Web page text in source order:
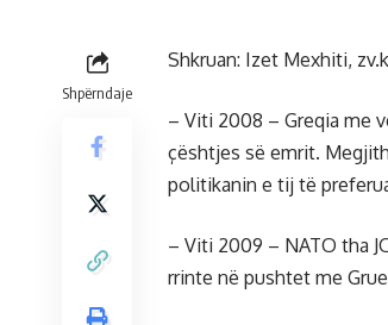
Shpërndaje
Shkruan: Izet Mexhiti,
– Viti 2008 – Greqia me
çështjes së emrit.
politikanin e tij të
– Viti 2009 – NATO tha
rrinte në pushtet me